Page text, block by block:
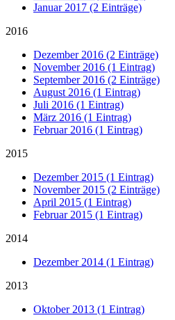
Januar 2017 (2 Einträge)
2016
Dezember 2016 (2 Einträge)
November 2016 (1 Eintrag)
September 2016 (2 Einträge)
August 2016 (1 Eintrag)
Juli 2016 (1 Eintrag)
März 2016 (1 Eintrag)
Februar 2016 (1 Eintrag)
2015
Dezember 2015 (1 Eintrag)
November 2015 (2 Einträge)
April 2015 (1 Eintrag)
Februar 2015 (1 Eintrag)
2014
Dezember 2014 (1 Eintrag)
2013
Oktober 2013 (1 Eintrag)